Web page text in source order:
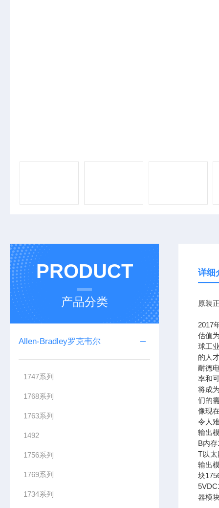
PRODUCT
产品分类
Allen-Bradley罗克韦尔
1747系列
1768系列
1763系列
1492
1756系列
1769系列
1734系列
详细
原装
2017
估值
球工
的人
耐德
率和
将成
们的
像现
令人
输出
B内
T以太
输出
块
器模